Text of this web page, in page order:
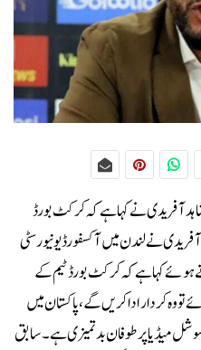
آفریدی نے کہا ہے کہ کرکٹ بورڈ
نے لندن میں آکسفورڈ یونیورسٹی
ہوئے کہا ہے کہ کرکٹ بورڈ ٹیم کے
تو وہ کردار ادا کریں گے، پاکستان میں
میڈیا پر طوفان بدتمیزی ہے۔سابق